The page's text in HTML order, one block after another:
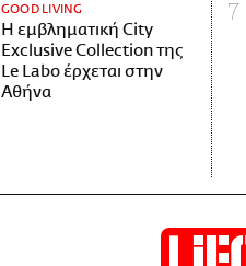
GOOD LIVING
Η εμβληματική City
Exclusive Collection της
Le Labo έρχεται στην
Αθήνα